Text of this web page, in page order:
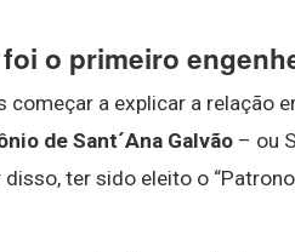
o primeiro
começar a explicar a relação
de Sant´Ana Galvão – ou
disso, ter sido eleito o “Patrono